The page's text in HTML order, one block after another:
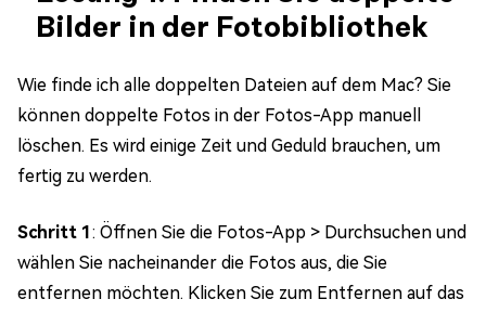
Bilder in der Fotobibliothek
Wie finde ich alle doppelten Dateien auf dem Mac? Sie
können doppelte Fotos in der Fotos-App manuell
löschen. Es wird einige Zeit und Geduld brauchen, um
fertig zu werden.
Schritt 1: Öffnen Sie die Fotos-App > Durchsuchen und
wählen Sie nacheinander die Fotos aus, die Sie
entfernen möchten. Klicken Sie zum Entfernen auf das